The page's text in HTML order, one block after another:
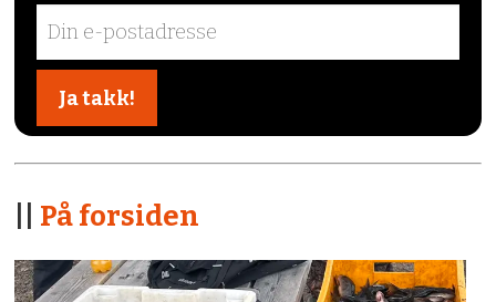
På forsiden